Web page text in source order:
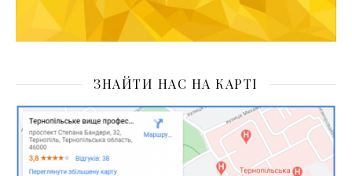
ЗНАЙТИ НАС НА КАРТІ